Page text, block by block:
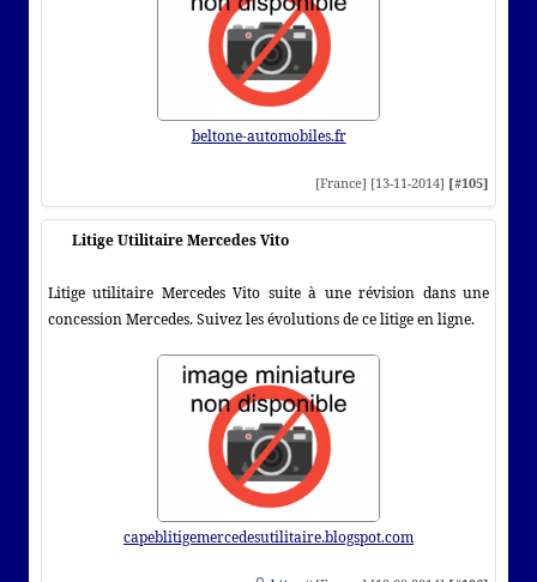
beltone-automobiles.fr
[France] [13-11-2014] [#105]
Litige Utilitaire Mercedes Vito
Litige utilitaire Mercedes Vito suite à une révision dans une
concession Mercedes. Suivez les évolutions de ce litige en ligne.
capeblitigemercedesutilitaire.blogspot.com